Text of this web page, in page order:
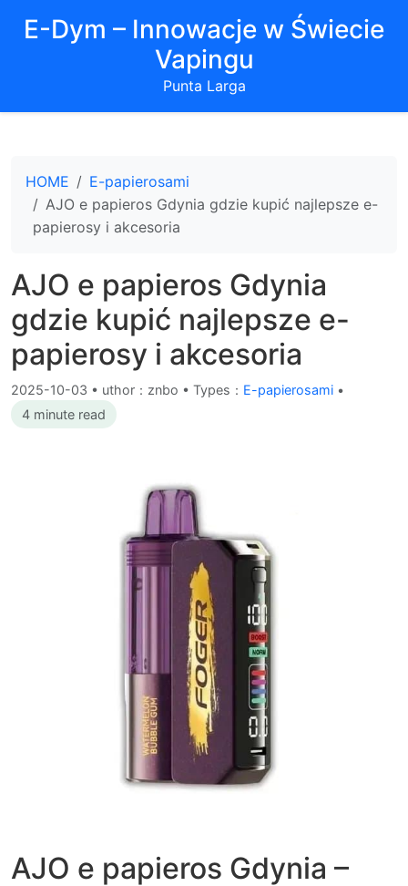
E-Dym – Innowacje w Świecie
Vapingu
Punta Larga
HOME
E-papierosami
AJO e papieros Gdynia gdzie kupić najlepsze e-
papierosy i akcesoria
AJO e papieros Gdynia
gdzie kupić najlepsze e-
papierosy i akcesoria
2025-10-03 • uthor：znbo • Types： E-papierosami •
4 minute read
AJO e papieros Gdynia –